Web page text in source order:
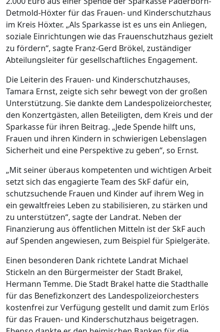
Detmold-Höxter für das Frauen- und Kinderschutzhaus
im Kreis Höxter. „Als Sparkasse ist es uns ein Anliegen,
soziale Einrichtungen wie das Frauenschutzhaus gezielt
zu fördern“, sagte Franz-Gerd Brökel, zuständiger
Abteilungsleiter für gesellschaftliches Engagement.
Die Leiterin des Frauen- und Kinderschutzhauses,
Tamara Ernst, zeigte sich sehr bewegt von der großen
Unterstützung. Sie dankte dem Landespolizeiorchester,
den Konzertgästen, allen Beteiligten, dem Kreis und der
Sparkasse für ihren Beitrag. „Jede Spende hilft uns,
Frauen und ihren Kindern in schwierigen Lebenslagen
Sicherheit und eine Perspektive zu geben“, so Ernst.
„Mit seiner überaus kompetenten und wichtigen Arbeit
setzt sich das engagierte Team des SkF dafür ein,
schutzsuchende Frauen und Kinder auf ihrem Weg in
ein gewaltfreies Leben zu stabilisieren, zu stärken und
zu unterstützen“, sagte der Landrat. Neben der
Finanzierung aus öffentlichen Mitteln ist der SkF auch
auf Spenden angewiesen, zum Beispiel für Spielgeräte.
Einen besonderen Dank richtete Landrat Michael
Stickeln an den Bürgermeister der Stadt Brakel,
Hermann Temme. Die Stadt Brakel hatte die Stadthalle
für das Benefizkonzert des Landespolizeiorchesters
kostenfrei zur Verfügung gestellt und damit zum Erlös
für das Frauen- und Kinderschutzhaus beigetragen.